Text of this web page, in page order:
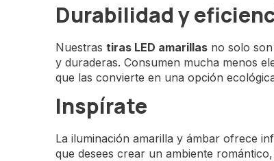
Durabilidad y
Nuestras tiras LED amarillasno solo son
y duraderas. Consumen mucha menos
que las convierte en una opción
Inspírate
La iluminación amarilla y ámbar ofrece
que desees crear un ambiente